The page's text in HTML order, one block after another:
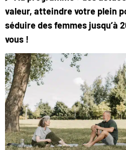
valeur, atteindre votre plein
séduire des femmes jusqu’à
vous !